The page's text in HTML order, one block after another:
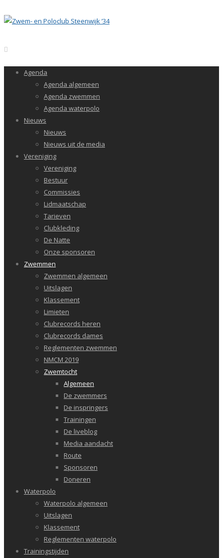
Agenda
Agenda algemeen
Agenda zwemmen
Agenda waterpolo
Nieuws
Nieuws
Nieuws uit de media
Vereniging
Vereniging
Bestuur
Commissies
Lidmaatschap
Tarieven
Clubkleding
De Natte
Onze sponsoren
Zwemmen
Zwemmen algemeen
Uitslagen
Klassement
Limieten
Clubrecords heren
Clubrecords dames
Reglementen zwemmen
NMCM 2019
Zwemtocht
Algemeen
De zwemmers
De inspringers
Trainingen
De liveblog
Media aandacht
Route
Sponsoren
Doneren
Waterpolo
Waterpolo algemeen
Uitslagen
Klassement
Reglementen waterpolo
Trainingstijden